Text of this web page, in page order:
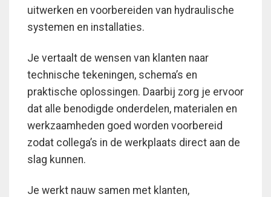
uitwerken en voorbereiden van hydraulische
systemen en installaties.
Je vertaalt de wensen van klanten naar
technische tekeningen, schema’s en
praktische oplossingen. Daarbij zorg je ervoor
dat alle benodigde onderdelen, materialen en
werkzaamheden goed worden voorbereid
zodat collega’s in de werkplaats direct aan de
slag kunnen.
Je werkt nauw samen met klanten,